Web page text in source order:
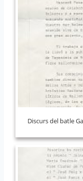
Discurs del batle